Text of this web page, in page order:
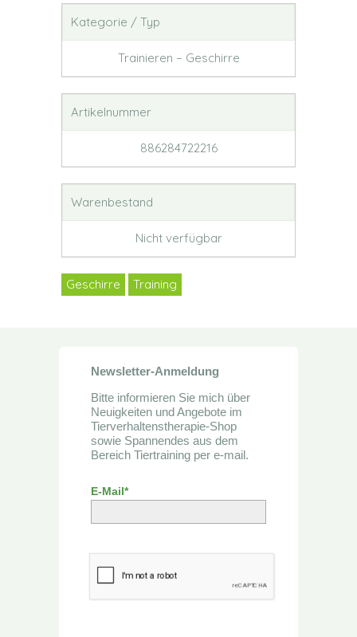
Kategorie / Typ
Trainieren – Geschirre
Artikelnummer
886284722216
Warenbestand
Nicht verfügbar
Geschirre Training
Newsletter-Anmeldung
Bitte informieren Sie mich über
Neuigkeiten und Angebote im
Tierverhaltenstherapie-Shop
sowie Spannendes aus dem
Bereich Tiertraining per e-mail.
E-Mail*